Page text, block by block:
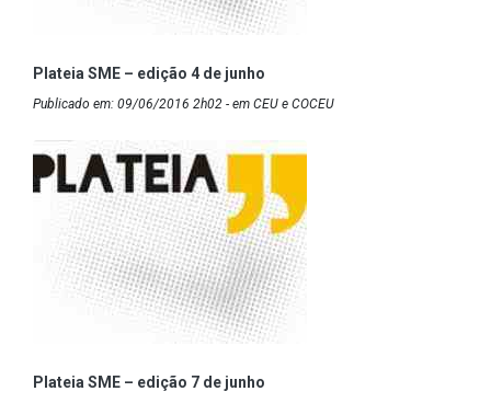
Plateia SME – edição 4 de junho
Publicado em: 09/06/2016 2h02 - em CEU e COCEU
Plateia SME – edição 7 de junho